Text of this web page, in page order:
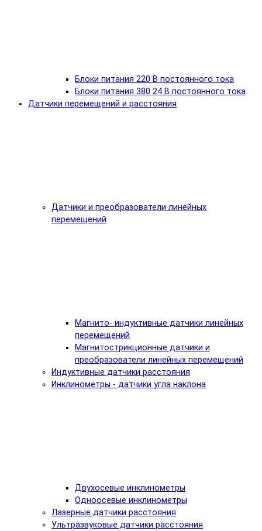
Блоки питания 220 В постоянного тока
Блоки питания 380 24 В постоянного тока
Датчики перемещений и расстояния
Датчики и преобразователи линейных
перемещений
Магнито- индуктивные датчики линейных
перемещений
Магнитострикционные датчики и
преобразователи линейных перемещений
Индуктивные датчики расстояния
Инклинометры - датчики угла наклона
Двухосевые инклинометры
Одноосевые инклинометры
Лазерные датчики расстояния
Ультразвуковые датчики расстояния